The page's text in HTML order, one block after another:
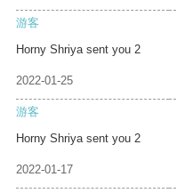
游客
Horny Shriya sent you 2
2022-01-25
游客
Horny Shriya sent you 2
2022-01-17